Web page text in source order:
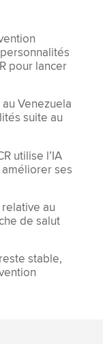
pour lancer
Venezuela
suite au
utilise l’IA
ses
au
de salut
stable,